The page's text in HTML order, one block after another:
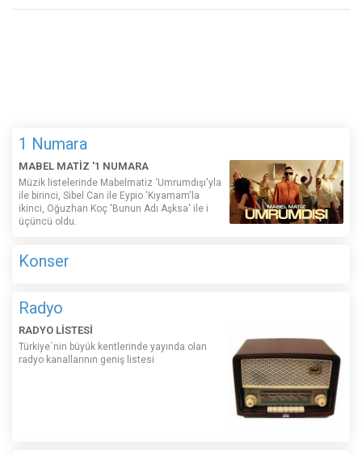
1 Numara
MABEL MATİZ '1 NUMARA
Müzik listelerinde Mabelmatiz ‘Umrumdışı'yla
ile birinci, Sibel Can ile Eypio 'Kıyamam'la
ikinci, Oğuzhan Koç 'Bunun Adı Aşksa' ile i
üçüncü oldu.
Konser
Radyo
RADYO LİSTESİ
Türkiye´nin büyük kentlerinde yayında olan
radyo kanallarının geniş listesi